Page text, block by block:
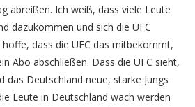
abreißen. Ich weiß, dass viele Leute
dazukommen und sich die UFC
dass die UFC das mitbekommt,
Abo abschließen. Dass die UFC sieht,
das Deutschland neue, starke Jungs
Leute in Deutschland wach werden